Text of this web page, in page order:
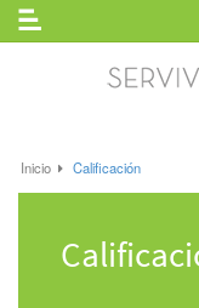
Inicio Calificación